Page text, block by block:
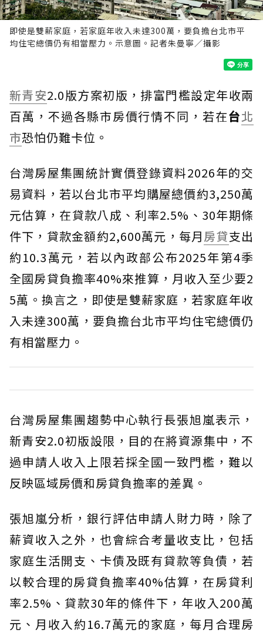
即使是雙薪家庭，若家庭年收入未達300萬，要負擔台北市平
均住宅總價仍有相當壓力。示意圖。記者朱曼寧／攝影
新青安2.0版方案初版，排富門檻設定年收兩
百萬，不過各縣市房價行情不同，若在台北
市恐怕仍難卡位。
台灣房屋集團統計實價登錄資料2026年的交
易資料，若以台北市平均購屋總價約3,250萬
元估算，在貸款八成、利率2.5%、30年期條
件下，貸款金額約2,600萬元，每月房貸支出
約10.3萬元，若以內政部公布2025年第4季
全國房貸負擔率40%來推算，月收入至少要2
5萬。換言之，即使是雙薪家庭，若家庭年收
入未達300萬，要負擔台北市平均住宅總價仍
有相當壓力。
台灣房屋集團趨勢中心執行長張旭嵐表示，
新青安2.0初版設限，目的在將資源集中，不
過申請人收入上限若採全國一致門檻，難以
反映區域房價和房貸負擔率的差異。
張旭嵐分析，銀行評估申請人財力時，除了
薪資收入之外，也會綜合考量收支比，包括
家庭生活開支、卡債及既有貸款等負債，若
以較合理的房貸負擔率40%估算，在房貸利
率2.5%、貸款30年的條件下，年收入200萬
元、月收入約16.7萬元的家庭，每月合理房